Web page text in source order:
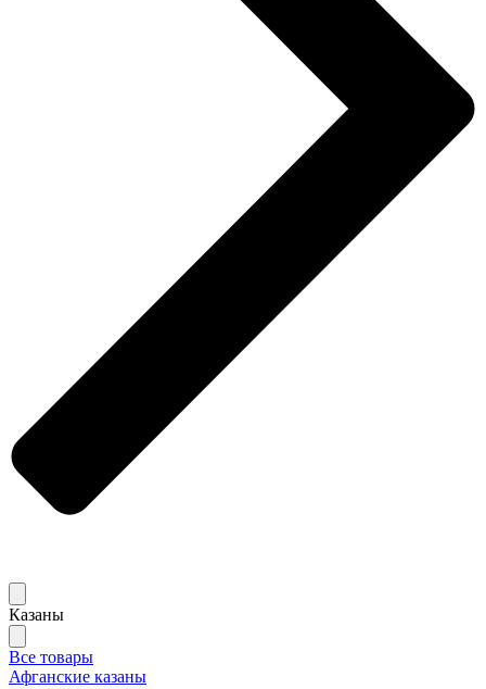
Казаны
Все товары
Афганские казаны